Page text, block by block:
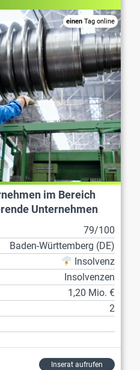
einen Tag online
im Bereich
Unternehmen
79/100
Baden-Württemberg (DE)
Insolvenz
Insolvenzen
1,20 Mio. €
2
Inserat aufrufen